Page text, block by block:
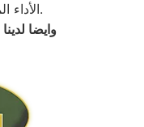
الأداء المثالي وطول عمر الأجهزة.
وايضا لدينا